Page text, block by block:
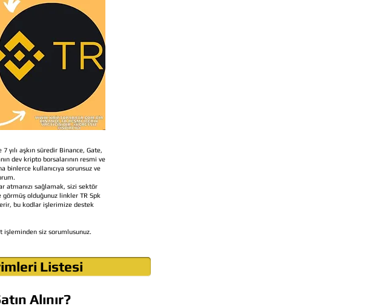
yılı aşkın süredir Binance, Gate,
dev kripto borsalarının resmi ve
binlerce kullanıcıya sorunsuz ve
atmanızı sağlamak, sizi sektör
olduğunuz linkler TR Spk
bu kodlar işlerimize destek
işleminden siz sorumlusunuz.
Listesi
Alınır?